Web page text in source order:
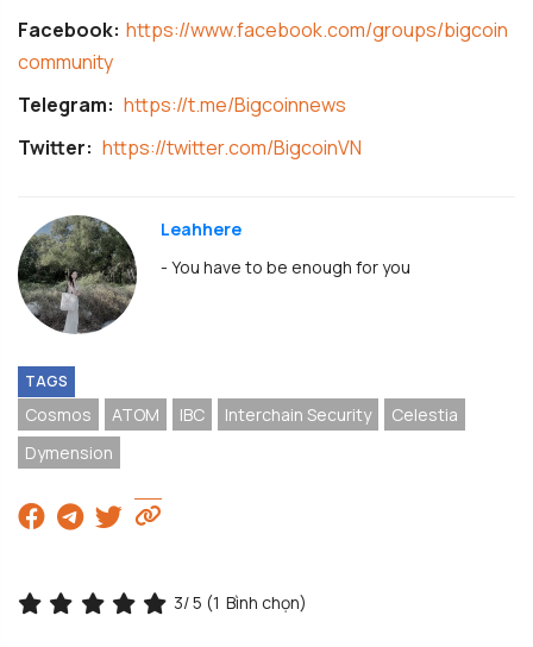
Facebook: https://www.facebook.com/groups/bigcoin
community
Telegram: https://t.me/Bigcoinnews
Twitter: https://twitter.com/BigcoinVN
Leahhere
- You have to be enough for you
TAGS
Cosmos ATOM IBC Interchain Security
Celestia
Dymension
3/ 5 (1 Bình chọn)